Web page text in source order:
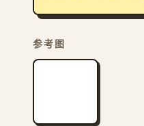
参考图